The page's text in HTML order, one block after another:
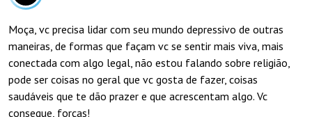
Moça, vc precisa lidar com seu mundo depressivo de outras
maneiras, de formas que façam vc se sentir mais viva, mais
conectada com algo legal, não estou falando sobre religião,
pode ser coisas no geral que vc gosta de fazer, coisas
saudáveis que te dão prazer e que acrescentam algo. Vc
consegue, forças!